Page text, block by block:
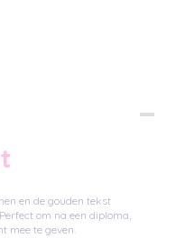
en de gouden tekst
om na een diploma,
mee te geven.